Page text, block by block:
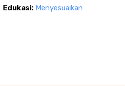
Edukasi: Menyesuaikan